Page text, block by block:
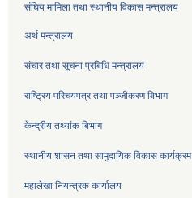
संघिय मामिला तथा स्थानीय विकास मन्त्रालय
अर्थ मन्त्रालय
संचार तथा सूचना प्रबिधि मन्त्रालय
राष्ट्रिय परिचयपत्र तथा पञ्जीकरण बिभाग
केन्द्रीय तथ्यांक बिभाग
स्थानीय शासन तथा सामुदायिक विकास कार्यक्रम
महालेखा नियन्त्रक कार्यालय